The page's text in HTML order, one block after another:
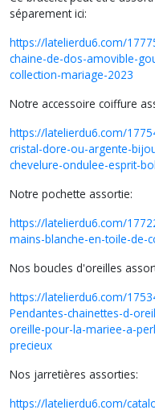
séparement ici:
https://latelierdu6.com/
chaine-de-dos-amovible-
collection-mariage-2023
Notre accessoire coiffure
https://latelierdu6.com/
cristal-dore-ou-argente-
chevelure-ondulee-esprit-
Notre pochette assortie:
https://latelierdu6.com/
mains-blanche-en-toile-
Nos boucles d'oreilles
https://latelierdu6.com/
Pendantes-chainettes-d-
oreille-pour-la-mariee-a-
precieux
Nos jarretières assorties:
https://latelierdu6.com/